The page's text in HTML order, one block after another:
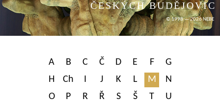
ČESKÝCH BUDĚJOVIC
© 1998 — 2026 NEBE
A B C Č D E F
G
H
Ch I J K L M
N
O
P R Ř S Š T
U